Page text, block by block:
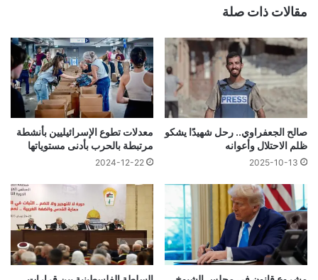
مقالات ذات صلة
صالح الجعفراوي.. رحل شهيدًا يشكو
ظلم الاحتلال وأعوانه
2025-10-13
معدلات تطوع الإسرائيليين بأنشطة
مرتبطة بالحرب بأدنى مستوياتها
2024-12-22